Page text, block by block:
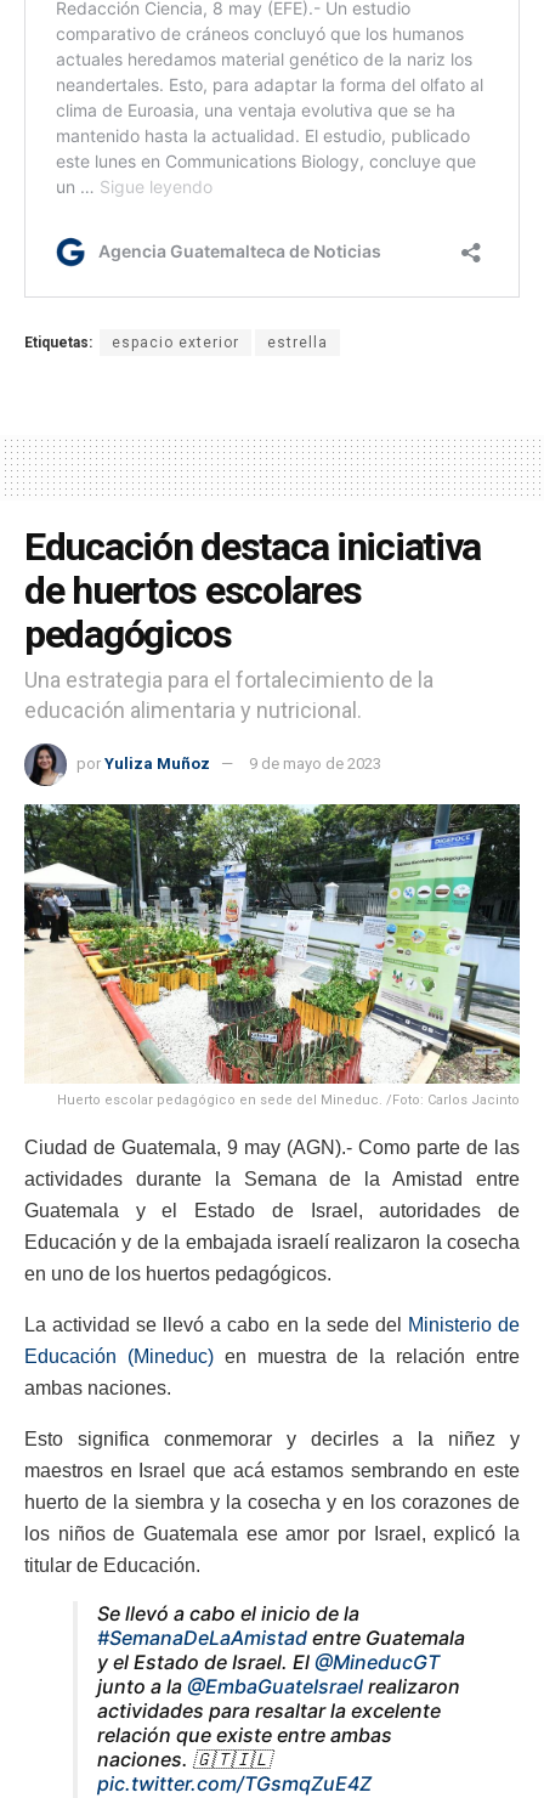
Etiquetas: espacio exterior estrella
Educación destaca iniciativa
de huertos escolares
pedagógicos
Una estrategia para el fortalecimiento de la
educación alimentaria y nutricional.
por Yuliza Muñoz 9 de mayo de 2023
Huerto escolar pedagógico en sede del Mineduc. /Foto: Carlos Jacinto
Ciudad de Guatemala, 9 may (AGN).- Como parte de las
actividades durante la Semana de la Amistad entre
Guatemala y el Estado de Israel, autoridades de
Educación y de la embajada israelí realizaron la cosecha
en uno de los huertos pedagógicos.
La actividad se llevó a cabo en la sede del
Ministerio de
Educación (Mineduc)en muestra de la relación entre
ambas naciones.
Esto significa conmemorar y decirles a la niñez y
maestros en Israel que acá estamos sembrando en este
huerto de la siembra y la cosecha y en los corazones de
los niños de Guatemala ese amor por Israel, explicó la
titular de Educación.
Se llevó a cabo el inicio de la
#SemanaDeLaAmistad entre Guatemala
y el Estado de Israel. El @MineducGT
junto a la @EmbaGuateIsrael realizaron
actividades para resaltar la excelente
relación que existe entre ambas
naciones. 🇬🇹🇮🇱
pic.twitter.com/TGsmqZuE4Z